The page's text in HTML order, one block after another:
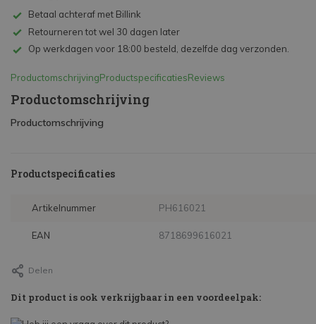
Betaal achteraf met Billink
Retourneren tot wel 30 dagen later
Op werkdagen voor 18:00 besteld, dezelfde dag verzonden.
ProductomschrijvingProductspecificatiesReviews
Productomschrijving
Productomschrijving
Productspecificaties
Artikelnummer PH616021
EAN 8718699616021
Delen
Dit product is ook verkrijgbaar in een voordeelpak: